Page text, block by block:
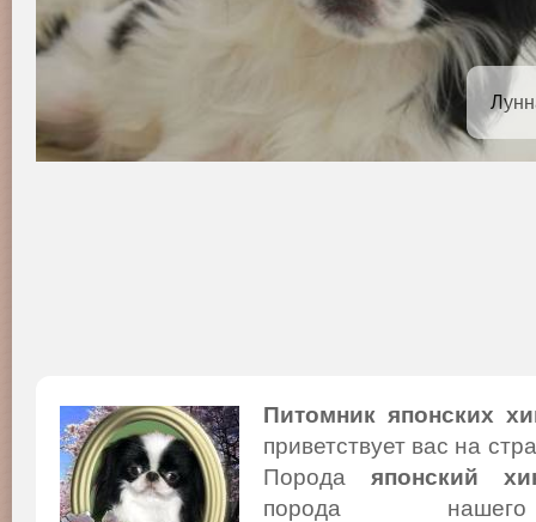
Питомник японских
приветствует вас на
Порода японский
порода